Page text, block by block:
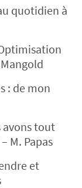
quotidien à
: de mon
avons tout
M. Papas
et